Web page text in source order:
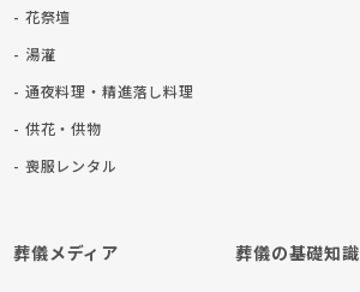
- 花祭壇
- 湯灌
- 通夜料理・精進落し料理
- 供花・供物
- 喪服レンタル
葬儀メディア 葬儀の基礎知識